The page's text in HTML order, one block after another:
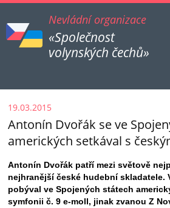
Nevládní organizace
«Společnost
volynských čechů»
19.03.2015
Antonín Dvořák se ve
amerických setkával s
Antonín Dvořák patří mezi světově
nejhranější české hudební skladatele.
pobýval ve Spojených státech
symfonii č. 9 e-moll, jinak zvanou Z